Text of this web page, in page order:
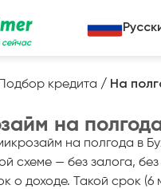
сейчас
залог авто
залог недвижимости
цикл вашего кредита
Подбор кредита / На
на
на полгода в
схеме — без залога, без
о доходе. Такой срок (6